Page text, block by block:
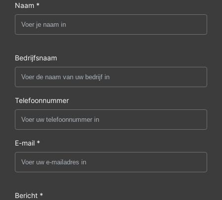
Naam *
Bedrijfsnaam
Telefoonnummer
E-mail *
Bericht *